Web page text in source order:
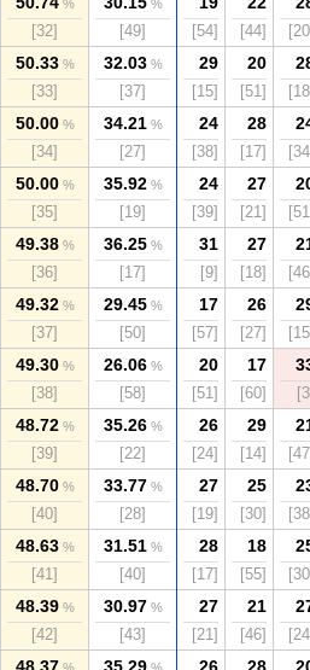
%
[32]
%
[49] [54] [44]
50.33%
[33]
32.03%
[37]
29
[15]
20
[51]
50.00%
[34]
34.21%
[27]
24
[38]
28
[17]
50.00%
[35]
35.92%
[19]
24
[39]
27
[21]
49.38%
[36]
36.25%
[17]
31
[9]
27
[18]
49.32%
[37]
29.45%
[50]
17
[57]
26
[27]
49.30%
[38]
26.06%
[58]
20
[51]
17
[60]
48.72%
[39]
35.26%
[22]
26
[24]
29
[14]
48.70%
[40]
33.77%
[28]
27
[19]
25
[30]
48.63%
[41]
31.51%
[40]
28
[17]
18
[55]
48.39%
[42]
30.97%
[43]
27
[21]
21
[46]